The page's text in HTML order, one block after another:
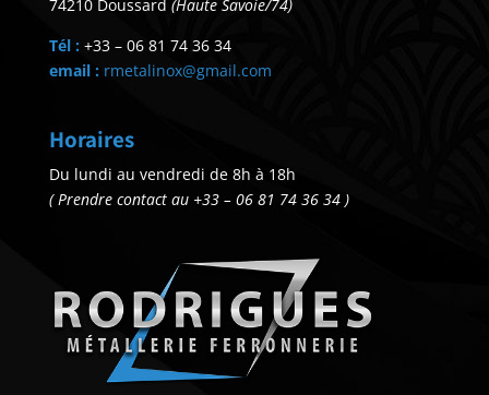
74210 Doussard (Haute Savoie/74)
Tél : +33 – 06 81 74 36 34
email : rmetalinox@gmail.com
Horaires
Du lundi au vendredi de 8h à 18h
( Prendre contact au +33 – 06 81 74 36 34 )